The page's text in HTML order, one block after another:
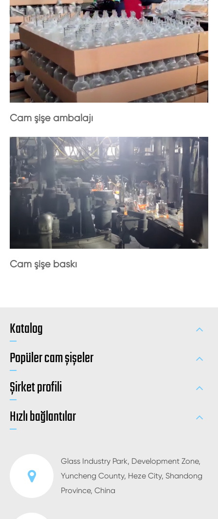
Cam şişe ambalajı
Cam şişe baskı
Katalog
Popüler cam şişeler
Şirket profili
Hızlı bağlantılar
Glass Industry Park, Development Zone,
Yuncheng County, Heze City, Shandong
Province, China